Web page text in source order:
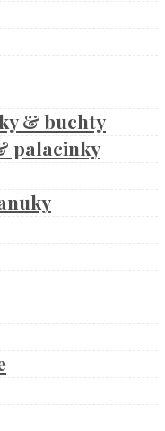
& buchty
palacinky